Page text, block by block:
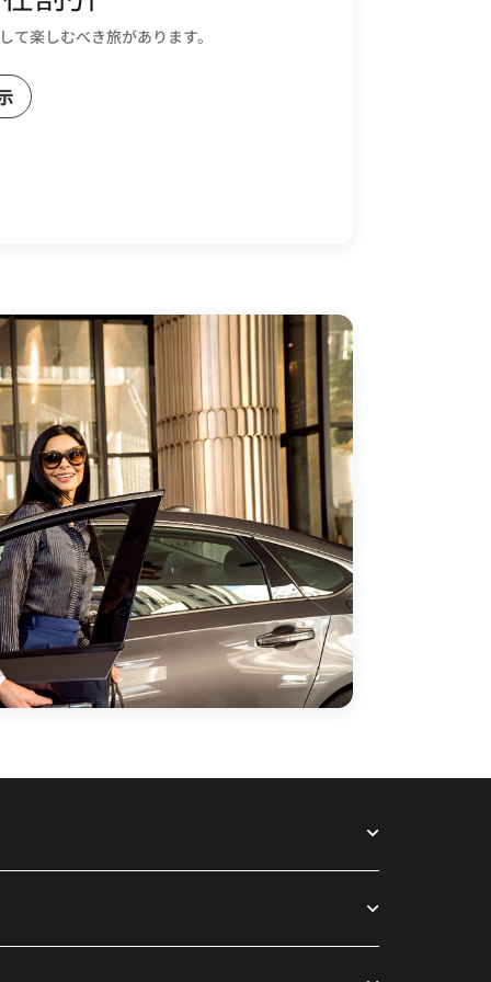
て楽しむべき旅があります。